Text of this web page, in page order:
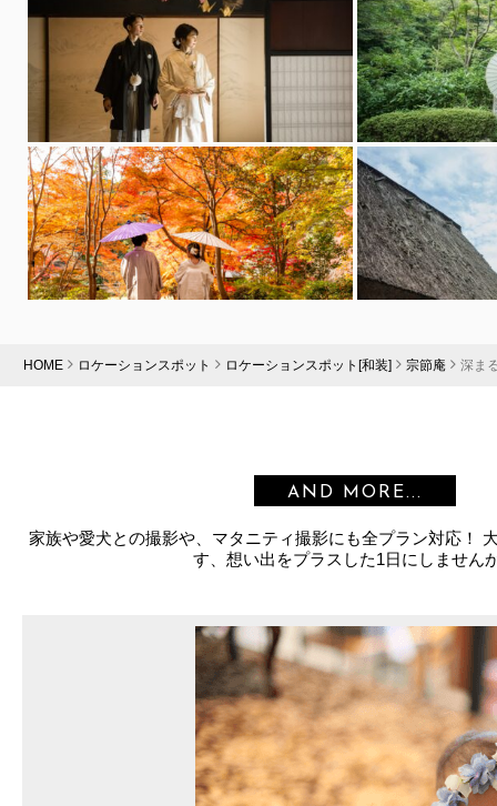
HOME ロケーションスポット ロケーションスポット[和装] 宗節庵 深ま
AND MORE...
家族や愛犬との撮影や、マタニティ撮影にも全プラン対応！
す、想い出をプラスした1日にしません